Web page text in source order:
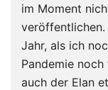
im Moment
Jahr, als ich
Pandemie
auch der Elan